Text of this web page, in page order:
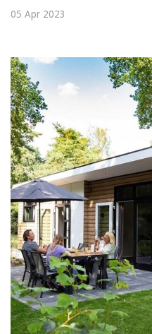
05 Apr 2023